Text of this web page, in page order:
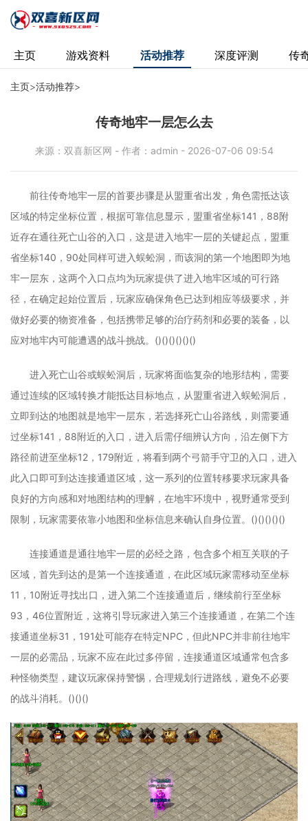
主页 游戏资料 活动推荐 深度评测 传
主页>活动推荐>
传奇地牢一层怎么去
来源：双喜新区网 - 作者：admin - 2026-07-06 09:54
前往传奇地牢一层的首要步骤是从盟重省出发，角色需抵达该
区域的特定坐标位置，根据可靠信息显示，盟重省坐标141，88附
近存在通往死亡山谷的入口，这是进入地牢一层的关键起点，盟重
省坐标140，90处同样可进入蜈蚣洞，而该洞的第一个地图即为地
牢一层东，这两个入口点均为玩家提供了进入地牢区域的可行路
径，在确定起始位置后，玩家应确保角色已达到相应等级要求，并
做好必要的物资准备，包括携带足够的治疗药剂和必要的装备，以
应对地牢内可能遭遇的战斗挑战。()()()()()()
进入死亡山谷或蜈蚣洞后，玩家将面临复杂的地形结构，需要
通过连续的区域转换才能抵达目标地点，从盟重省进入蜈蚣洞后，
立即到达的地图就是地牢一层东，若选择死亡山谷路线，则需要通
过坐标141，88附近的入口，进入后需仔细辨认方向，沿左侧下方
路径前进至坐标12，179附近，将看到两个弓箭手守卫的入口，进入
此入口即可到达连接通道区域，这一系列的位置转移要求玩家具备
良好的方向感和对地图结构的理解，在地牢环境中，视野通常受到
限制，玩家需要依靠小地图和坐标信息来确认自身位置。()()()()()
连接通道是通往地牢一层的必经之路，包含多个相互关联的子
区域，首先到达的是第一个连接通道，在此区域玩家需移动至坐标
11，10附近寻找出口，进入第二个连接通道后，继续前行至坐标
93，46位置附近，这将引导玩家进入第三个连接通道，在第二个连
接通道坐标31，191处可能存在特定NPC，但此NPC并非前往地牢
一层的必需品，玩家不应在此过多停留，连接通道区域通常包含多
种怪物类型，建议玩家保持警惕，合理规划行进路线，避免不必要
的战斗消耗。()()()